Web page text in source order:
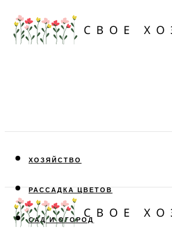
ХОЗЯЙСТВО
РАССАДКА ЦВЕТОВ
САД И ОГОРОД